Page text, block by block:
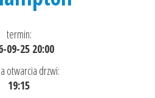
termin:
09-25 20:00
otwarcia drzwi:
19:15